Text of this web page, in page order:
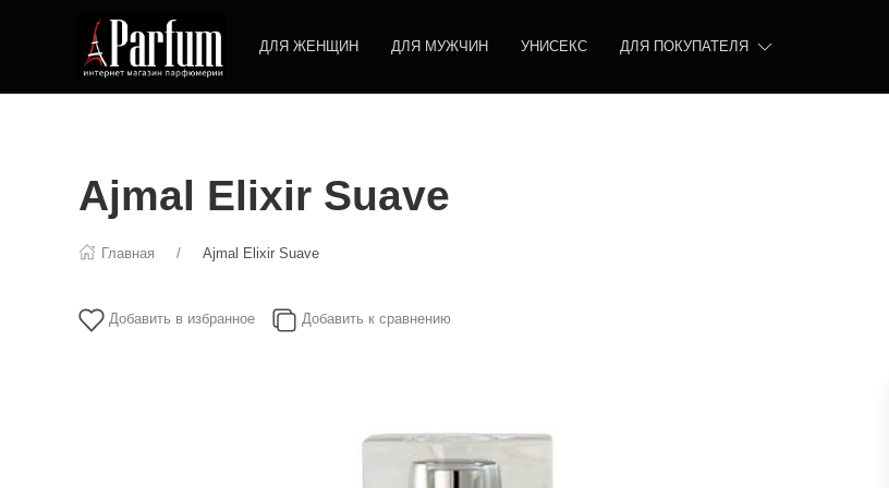
ДЛЯ ЖЕНЩИН ДЛЯ МУЖЧИН УНИСЕКС ДЛЯ ПОКУПАТЕЛЯ
Ajmal Elixir Suave
Главная Ajmal Elixir Suave
Добавить в избранное Добавить к сравнению